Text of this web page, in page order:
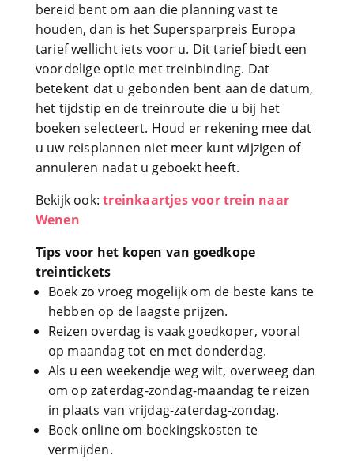
bereid bent om aan die planning vast te
houden, dan is het Supersparpreis Europa
tarief wellicht iets voor u. Dit tarief biedt een
voordelige optie met treinbinding. Dat
betekent dat u gebonden bent aan de datum,
het tijdstip en de treinroute die u bij het
boeken selecteert. Houd er rekening mee dat
u uw reisplannen niet meer kunt wijzigen of
annuleren nadat u geboekt heeft.
Bekijk ook:treinkaartjes voor trein naar
Wenen
Tips voor het kopen van goedkope
treintickets
Boek zo vroeg mogelijk om de beste kans te
hebben op de laagste prijzen.
Reizen overdag is vaak goedkoper, vooral
op maandag tot en met donderdag.
Als u een weekendje weg wilt, overweeg dan
om op zaterdag-zondag-maandag te reizen
in plaats van vrijdag-zaterdag-zondag.
Boek online om boekingskosten te
vermijden.